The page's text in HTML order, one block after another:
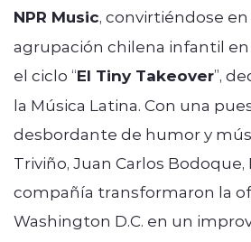
NPR Music, convirtiéndose
agrupación chilena infantil
el ciclo “El Tiny Takeover”,
la Música Latina. Con una
desbordante de humor y
Triviño, Juan Carlos Bodoque,
compañía transformaron la
Washington D.C. en un